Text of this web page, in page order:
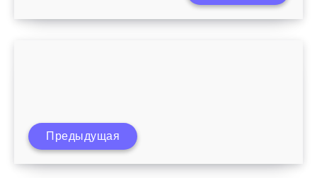
Зачем ребенку фолиевая кислота?
Предыдущая